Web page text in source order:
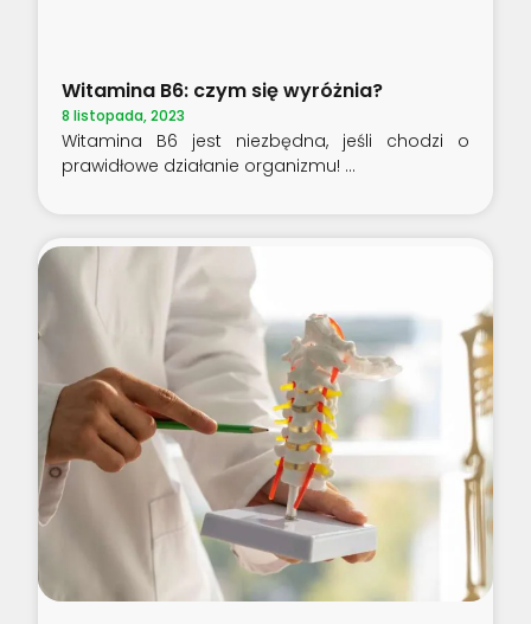
Witamina B6: czym się wyróżnia?
8 listopada, 2023
Witamina B6 jest niezbędna, jeśli chodzi o
prawidłowe działanie organizmu!